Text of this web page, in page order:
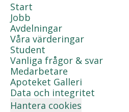
Start
Jobb
Avdelningar
Våra värderingar
Student
Vanliga frågor & svar
Medarbetare
Apoteket Galleri
Data och integritet
Hantera cookies